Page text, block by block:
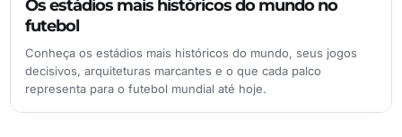
Os estádios mais históricos do mundo no
futebol
Conheça os estádios mais históricos do mundo, seus jogos
decisivos, arquiteturas marcantes e o que cada palco
representa para o futebol mundial até hoje.